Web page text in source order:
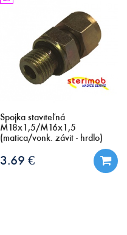
Spojka staviteľná
M18x1,5/M16x1,5
(matica/vonk. závit - hrdlo)
3.69 €